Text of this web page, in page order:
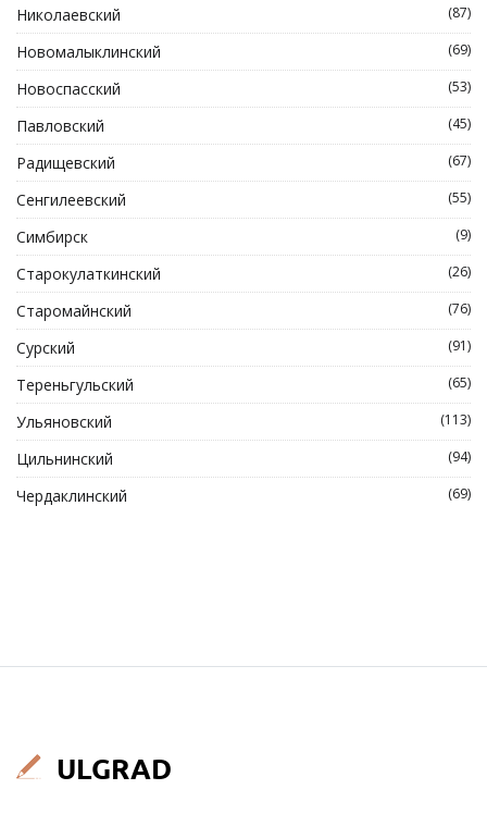
Николаевский (87)
Новомалыклинский (69)
Новоспасский (53)
Павловский (45)
Радищевский (67)
Сенгилеевский (55)
Симбирск (9)
Старокулаткинский (26)
Старомайнский (76)
Сурский (91)
Тереньгульский (65)
Ульяновский (113)
Цильнинский (94)
Чердаклинский (69)